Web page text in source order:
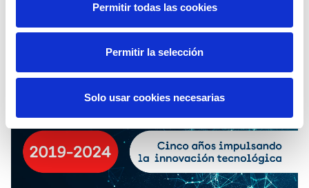
Permitir todas las cookies
Permitir la selección
Solo usar cookies necesarias
sostenibilidad